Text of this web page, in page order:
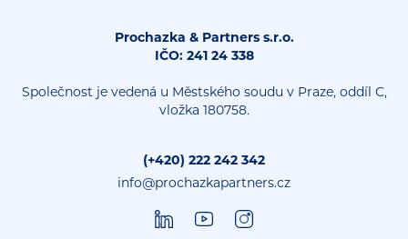
Prochazka & Partners s.r.o.
IČO: 241 24 338
Společnost je vedená u Městského soudu v Praze, oddíl C,
vložka 180758.
(+420) 222 242 342
info@prochazkapartners.cz